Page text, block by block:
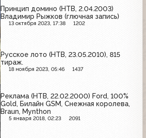
Принцип домино (НТВ, 2.04.2003)
Владимир Рыжков (глючная запись)
13 октября 2023, 17:38 1202
Русское лото (НТВ, 23.05.2010), 815
тираж.
18 ноября 2023, 05:46 1437
Реклама (НТВ, 22.02.2000) Ford, 100%
Gold, Билайн GSM, Снежная королева,
Braun, Mynthon
5 января 2018, 02:23 2091